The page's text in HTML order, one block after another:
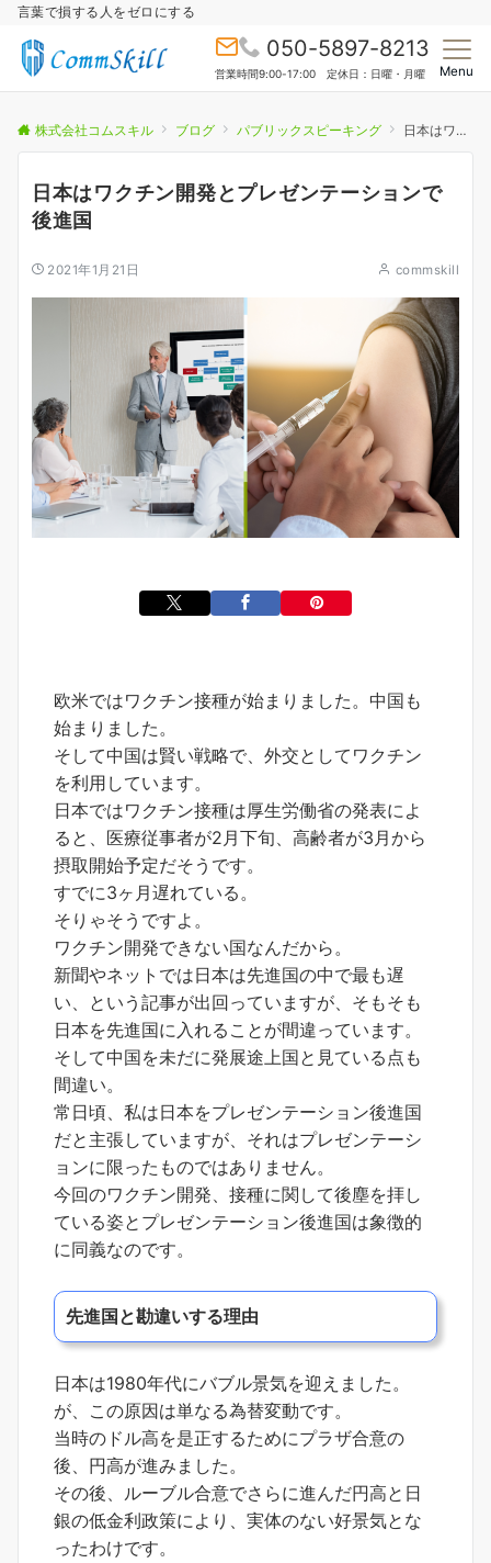
言葉で損する人をゼロにする
050-5897-8213
営業時間9:00-17:00 定休日：日曜・月曜 Menu
株式会社コムスキル ブログ パブリックスピーキング 日本はワクチン開発とプレゼンテーションで後進国
日本はワクチン開発とプレゼンテーションで
後進国
2021年1月21日 commskill
欧米ではワクチン接種が始まりました。中国も
始まりました。
そして中国は賢い戦略で、外交としてワクチン
を利用しています。
日本ではワクチン接種は厚生労働省の発表によ
ると、医療従事者が2月下旬、高齢者が3月から
摂取開始予定だそうです。
すでに3ヶ月遅れている。
そりゃそうですよ。
ワクチン開発できない国なんだから。
新聞やネットでは日本は先進国の中で最も遅
い、という記事が出回っていますが、そもそも
日本を先進国に入れることが間違っています。
そして中国を未だに発展途上国と見ている点も
間違い。
常日頃、私は日本をプレゼンテーション後進国
だと主張していますが、それはプレゼンテーシ
ョンに限ったものではありません。
今回のワクチン開発、接種に関して後塵を拝し
ている姿とプレゼンテーション後進国は象徴的
に同義なのです。
先進国と勘違いする理由
日本は1980年代にバブル景気を迎えました。
が、この原因は単なる為替変動です。
当時のドル高を是正するためにプラザ合意の
後、円高が進みました。
その後、ルーブル合意でさらに進んだ円高と日
銀の低金利政策により、実体のない好景気とな
ったわけです。